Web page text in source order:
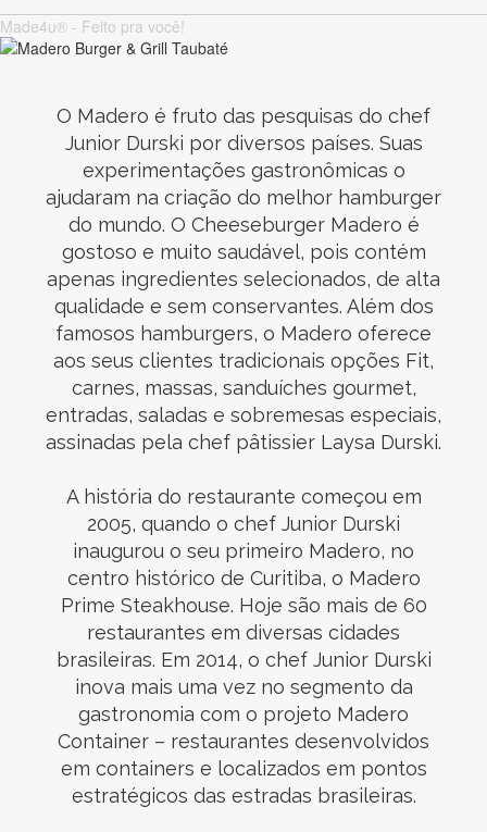
Made4u® - Feito pra você!
O Madero é fruto das pesquisas do chef
Junior Durski por diversos países. Suas
experimentações gastronômicas o
ajudaram na criação do melhor hamburger
do mundo. O Cheeseburger Madero é
gostoso e muito saudável, pois contém
apenas ingredientes selecionados, de alta
qualidade e sem conservantes. Além dos
famosos hamburgers, o Madero oferece
aos seus clientes tradicionais opções Fit,
carnes, massas, sanduíches gourmet,
entradas, saladas e sobremesas especiais,
assinadas pela chef pâtissier Laysa Durski.
A história do restaurante começou em
2005, quando o chef Junior Durski
inaugurou o seu primeiro Madero, no
centro histórico de Curitiba, o Madero
Prime Steakhouse. Hoje são mais de 60
restaurantes em diversas cidades
brasileiras. Em 2014, o chef Junior Durski
inova mais uma vez no segmento da
gastronomia com o projeto Madero
Container – restaurantes desenvolvidos
em containers e localizados em pontos
estratégicos das estradas brasileiras.